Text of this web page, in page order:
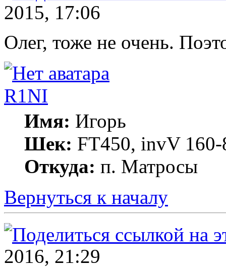
2015, 17:06
Олег, тоже не очень.
R1NI
Имя: Игорь
Шек: FT450, invV
Откуда: п. Матросы
Вернуться к началу
2016, 21:29